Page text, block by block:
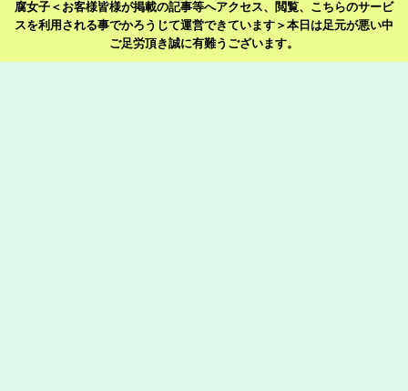
腐女子＜お客様皆様が掲載の記事等へアクセス、閲覧、こちらのサービ
スを利用される事でかろうじて運営できています＞本日は足元が悪い中
ご足労頂き誠に有難うございます。